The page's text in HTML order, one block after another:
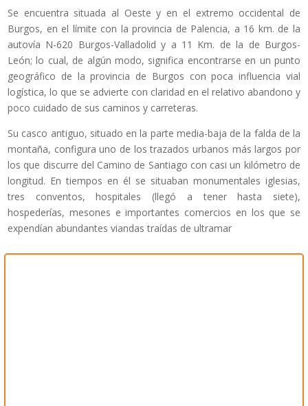
Se encuentra situada al Oeste y en el extremo occidental de
Burgos, en el límite con la provincia de Palencia, a 16 km. de la
autovía N-620 Burgos-Valladolid y a 11 Km. de la de Burgos-
León; lo cual, de algún modo, significa encontrarse en un punto
geográfico de la provincia de Burgos con poca influencia vial
logística, lo que se advierte con claridad en el relativo abandono y
poco cuidado de sus caminos y carreteras.
Su casco antiguo, situado en la parte media-baja de la falda de la
montaña, configura uno de los trazados urbanos más largos por
los que discurre del Camino de Santiago con casi un kilómetro de
longitud. En tiempos en él se situaban monumentales iglesias,
tres conventos, hospitales (llegó a tener hasta siete),
hospederías, mesones e importantes comercios en los que se
expendían abundantes viandas traídas de ultramar